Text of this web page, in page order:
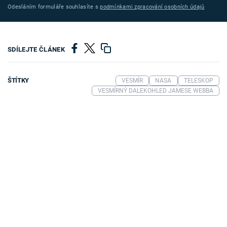
Odesláním formuláře souhlasíte spodmínkami zpracování osobních údajů
SDÍLEJTE ČLÁNEK
ŠTÍTKY VESMÍR NASA
TELESKOP
VESMÍRNÝ DALEKOHLED JAMESE WEBBA